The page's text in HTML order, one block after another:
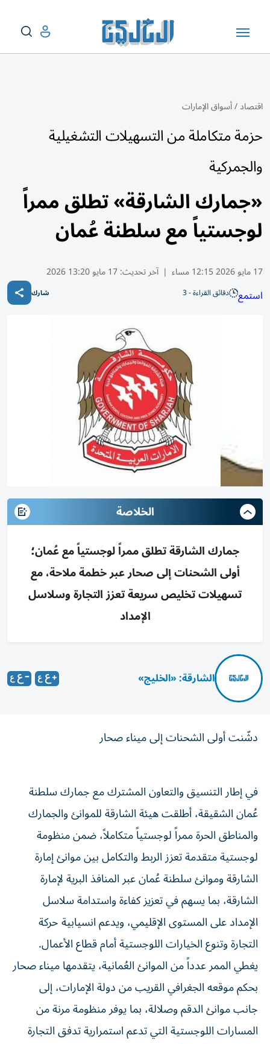
اقتصاد/أسواق الإمارات
حزمة متكاملة من التسهيلات التشغيلية
والجمركية
«جمارك الشارقة» تطلق ممراً
لوجستياً مع سلطنة عُمان
17 مايو 2026 12:15 مساء | آخر تحديث:17 مايو 13:20 2026
استمع دقائق القراءة - 3 شارك
الخلاصة
جمارك الشارقة تطلق ممراً لوجستياً مع عُمان؛
أولى الشحنات إلى صحار عبر خطمة ملاحة، مع
تسهيلات تخليص سريعة تعزز التجارة وسلاسل
الإمداد
الشارقة: «الخليج»
دشّنت أولى الشحنات إلى ميناء صحار
في إطار التنسيق والتعاون المشترك مع جمارك سلطنة عُمان
الشقيقة، أطلقت هيئة الشارقة للموانئ والجمارك والمناطق
الحرة ممراً لوجستياً متكاملاً، ضمن منظومة لوجستية متقدمة
تعزز الربط والتكامل بين موانئ إمارة الشارقة وموانئ سلطنة
عُمان عبر المنافذ البرية لإمارة الشارقة، بما يسهم في تعزيز
كفاءة واستدامة سلاسل الإمداد على المستوى الإقليمي، ويدعم
انسيابية حركة التجارة وتنوع الخيارات اللوجستية أمام قطاع
الأعمال.
يغطي الممر عدداً من الموانئ العُمانية، يتقدمها ميناء صحار
بحكم موقعه الجغرافي القريب من دولة الإمارات، إلى جانب
موانئ الدقم وصلالة، بما يوفر منظومة مرنة من المسارات
اللوجستية التي تدعم استمرارية تدفق التجارة وتلبي احتياجات
الأسواق.